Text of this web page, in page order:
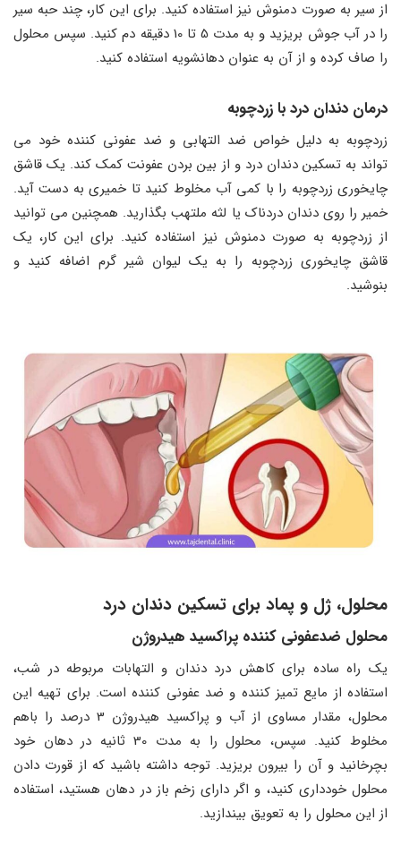
از سیر به صورت دمنوش نیز استفاده کنید. برای این کار، چند حبه سیر
را در آب جوش بریزید و به مدت 5 تا 10 دقیقه دم کنید. سپس محلول
را صاف کرده و از آن به عنوان دهانشویه استفاده کنید.
درمان دندان درد با زردچوبه
زردچوبه به دلیل خواص ضد التهابی و ضد عفونی ‌کننده خود می
‌تواند به تسکین دندان درد و از بین بردن عفونت کمک کند. یک قاشق
چایخوری زردچوبه را با کمی آب مخلوط کنید تا خمیری به دست آید.
خمیر را روی دندان دردناک یا لثه ملتهب بگذارید. همچنین می‌ توانید
از زردچوبه به صورت دمنوش نیز استفاده کنید. برای این کار، یک
قاشق چایخوری زردچوبه را به یک لیوان شیر گرم اضافه کنید و
بنوشید.
محلول، ژل و پماد برای تسکین دندان درد
محلول ضدعفونی کننده پراکسید هیدروژن
یک راه ساده برای کاهش درد دندان و التهابات مربوطه در شب،
استفاده از مایع تمیز کننده و ضد عفونی کننده است. برای تهیه این
محلول، مقدار مساوی از آب و پراکسید هیدروژن 3 درصد را باهم
مخلوط کنید. سپس، محلول را به مدت 30 ثانیه در دهان خود
بچرخانید و آن را بیرون بریزید. توجه داشته باشید که از قورت دادن
محلول خودداری کنید، و اگر دارای زخم باز در دهان هستید، استفاده
از این محلول را به تعویق بیندازید.